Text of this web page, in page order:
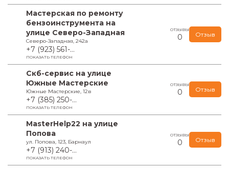
Мастерская по ремонту
бензоинструмента на
улице Северо-Западная
Северо-Западная, 242а
+7 (923) 561-...
ПОКАЗАТЬ ТЕЛЕФОН
ОТЗЫВЫ
0 Отзыв
Скб-сервис на улице
Южные Мастерские
Южные Мастерские, 12в
+7 (385) 250-...
ПОКАЗАТЬ ТЕЛЕФОН
ОТЗЫВЫ
0 Отзыв
MasterHelp22 на улице
Попова
ул. Попова, 123, Барнаул
+7 (913) 240-...
ПОКАЗАТЬ ТЕЛЕФОН
ОТЗЫВЫ
0 Отзыв